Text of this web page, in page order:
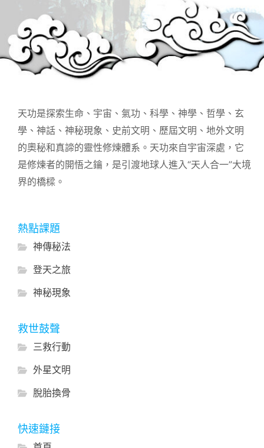
天功是探索生命、宇宙、氣功、科學、神學、哲學、玄
學、神話、神秘現象、史前文明、歷屆文明、地外文明
的奧秘和真諦的靈性修煉體系。天功來自宇宙深處，它
是修煉者的開悟之鑰，是引渡地球人進入“天人合一”大境
界的橋樑。
熱點課題
神傳秘法
登天之旅
神秘現象
救世鼓聲
三救行動
外星文明
脫胎換骨
快速鏈接